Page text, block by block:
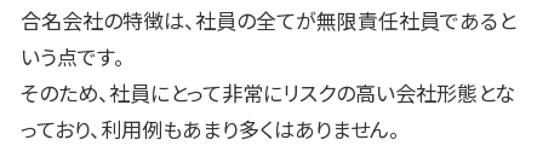
合名会社の特徴は、社員の全てが無限責任社員であると
いう点です。
そのため、社員にとって非常にリスクの高い会社形態とな
っており、利用例もあまり多くはありません。